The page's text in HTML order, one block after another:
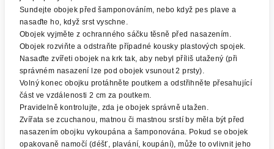
Sundejte obojek před šamponováním, nebo když pes plave a
nasaďte ho, když srst vyschne.
Obojek vyjměte z ochranného sáčku těsně před nasazením.
Obojek rozviňte a odstraňte případné kousky plastových spojek.
Nasaďte zvířeti obojek na krk tak, aby nebyl příliš utažený (při
správném nasazení lze pod obojek vsunout 2 prsty).
Volný konec obojku protáhněte poutkem a odstřihněte přesahující
část ve vzdálenosti 2 cm za poutkem.
Pravidelně kontrolujte, zda je obojek správně utažen.
Zvířata se zcuchanou, matnou či mastnou srstí by měla být před
nasazením obojku vykoupána a šamponována. Pokud se obojek
opakovaně namočí (déšť, plavání, koupání), může to ovlivnit jeho